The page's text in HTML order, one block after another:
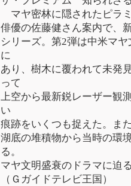
マヤ密林に隠されたピラ
俳優の佐藤健さん案内で、
シリーズ。第2弾は中米マ
に
あり、樹木に覆われて未発
って
上空から最新鋭レーザー観
い
痕跡をいくつも捉えた。ま
湖底の堆積物から当時の環
る。
マヤ文明盛衰のドラマに迫
（Ｇガイドテレビ王国）